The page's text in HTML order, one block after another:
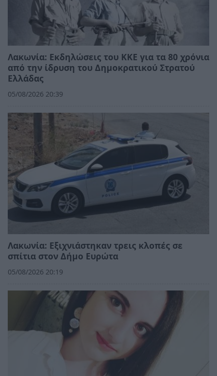
Λακωνία: Εκδηλώσεις του ΚΚΕ για τα 80 χρόνια
από την ίδρυση του Δημοκρατικού Στρατού
Ελλάδας
05/08/2026 20:39
Λακωνία: Εξιχνιάστηκαν τρεις κλοπές σε
σπίτια στον Δήμο Ευρώτα
05/08/2026 20:19